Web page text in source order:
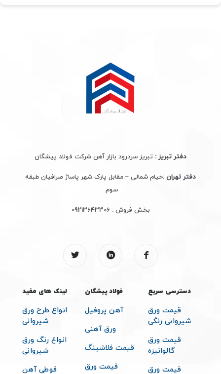
دفتر تبریز : تبریز سردرود بازار آهن شرکت فولاد پیشگان
دفتر تهران :خیام شمالی – مقابل پارک شهر پاساژ صرافیان طبقه
سوم
بخش فروش :09213643306
دسترسی سریع
قیمت ورق
شیروانی رنگی
قیمت ورق
گالوانیزه
قیمت ورق
فولاد پیشگان
آهن پروفیل
ورق آهنی
قیمت فلاشینگ
قیمت ورق
لینک های مفید
انواع طرح ورق
شیروانی
انواع رنگ ورق
شیروانی
قوطی آهن